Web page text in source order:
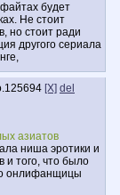
будет
Не стоит
но стоит ради
другого сериала
125694 [X] del
азиатов
ниша эротики и
и того, что было
онлифанщицы